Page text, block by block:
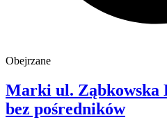
Obejrzane
Marki ul. Ząbkowska
bez pośredników